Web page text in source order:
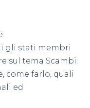
gli stati membri
sul tema Scambi:
come farlo, quali
ed